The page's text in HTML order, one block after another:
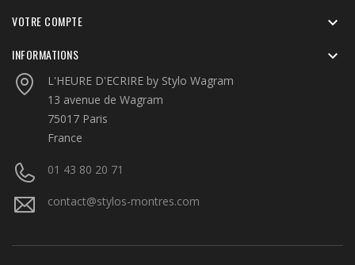
VOTRE COMPTE 
INFORMATIONS 
L'HEURE D'ECRIRE by Stylo Wagram
13 avenue de Wagram
75017 Paris
France
01 43 80 20 71
contact@stylos-montres.com